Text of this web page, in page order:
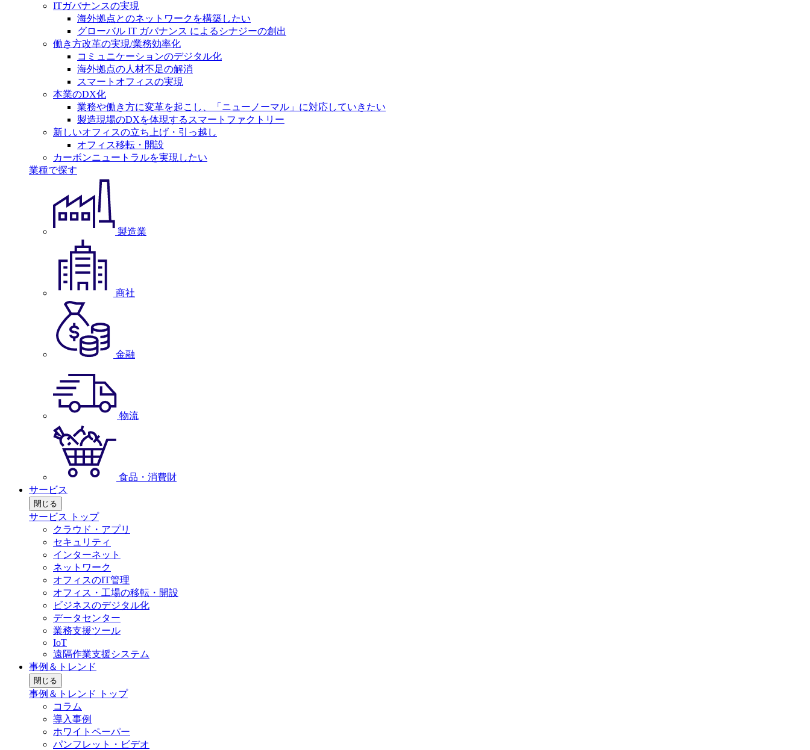
ITガバナンスの実現
海外拠点とのネットワークを構築したい
グローバル IT ガバナンス によるシナジーの創出
働き方改革の実現/業務効率化
コミュニケーションのデジタル化
海外拠点の人材不足の解消
スマートオフィスの実現
本業のDX化
業務や働き方に変革を起こし、「ニューノーマル」に対応していきたい
製造現場のDXを体現するスマートファクトリー
新しいオフィスの立ち上げ・引っ越し
オフィス移転・開設
カーボンニュートラルを実現したい
業種で探す
製造業
商社
金融
物流
食品・消費財
サービス
閉じる
サービス トップ
クラウド・アプリ
セキュリティ
インターネット
ネットワーク
オフィスのIT管理
オフィス・工場の移転・開設
ビジネスのデジタル化
データセンター
業務支援ツール
IoT
遠隔作業支援システム
事例＆トレンド
閉じる
事例＆トレンド トップ
コラム
導入事例
ホワイトペーパー
パンフレット・ビデオ